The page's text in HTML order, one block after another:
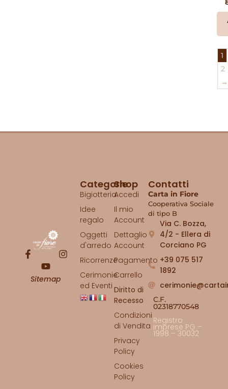
1
2
→
Sitemap
Contatti
Carta in Fiore
Cooperativa Sociale
di tipo B
Via C. Bozza,
4/2 - Ellera di
Corciano PG
+39 075 517
1892
C.F.
02318770548
Registro
imprese PG –
1998 – 30032
Shop
Accedi
Il mio
Account
Dettaglio
Account
Pagamento
Carrello
Diritto di
Recesso
Condizioni
di Vendita
Privacy
Policy
Cookies
Policy
Categorie
Bigiotteria
Idee
regalo
Oggetti
d'arredo
Ricorrenze
Cerimonie
ed Eventi